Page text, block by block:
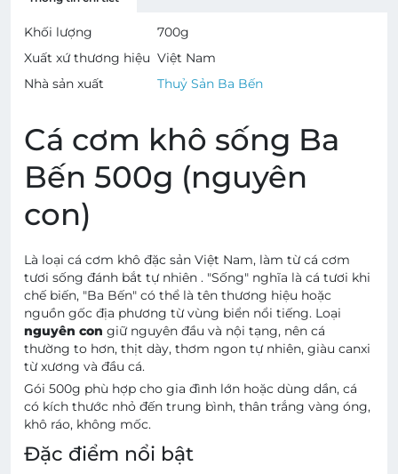
Khối lượng 700g
Xuất xứ thương hiệu Việt Nam
Nhà sản xuất
Thuỷ Sản Ba Bến
Cá cơm khô sống Ba
Bến 500g (nguyên
con)
Là loại cá cơm khô đặc sản Việt Nam, làm từ cá cơm
tươi sống đánh bắt tự nhiên . "Sống" nghĩa là cá tươi khi
chế biến, "Ba Bến" có thể là tên thương hiệu hoặc
nguồn gốc địa phương từ vùng biển nổi tiếng. Loại
nguyên con giữ nguyên đầu và nội tạng, nên cá
thường to hơn, thịt dày, thơm ngon tự nhiên, giàu canxi
từ xương và đầu cá.
Gói 500g phù hợp cho gia đình lớn hoặc dùng dần, cá
có kích thước nhỏ đến trung bình, thân trắng vàng óng,
khô ráo, không mốc.
Đặc điểm nổi bật